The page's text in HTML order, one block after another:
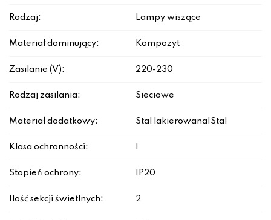
Rodzaj: Lampy wiszące
Materiał dominujący: Kompozyt
Zasilanie (V): 220-230
Rodzaj zasilania: Sieciowe
Materiał dodatkowy: Stal lakierowana|Stal
Klasa ochronności:
Stopień ochrony: IP20
Ilość sekcji świetlnych: 2